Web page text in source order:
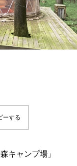
ーする
キャンプ場」